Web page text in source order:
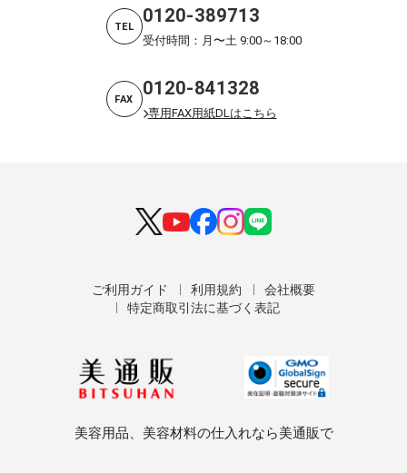
TEL 0120-389713
受付時間：月〜土 9:00～18:00
FAX 0120-841328
専用FAX用紙DLはこちら
ご利用ガイド 利用規約
会社概要
特定商取引法に基づく表記
美容用品、美容材料の仕入れなら美通販で